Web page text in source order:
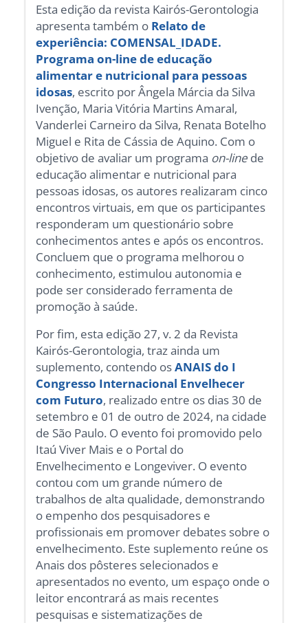
Esta edição da revista Kairós-Gerontologia
apresenta também o Relato de
experiência: COMENSAL_IDADE.
Programa on-line de educação
alimentar e nutricional para pessoas
idosas, escrito por Ângela Márcia da Silva
Ivenção, Maria Vitória Martins Amaral,
Vanderlei Carneiro da Silva, Renata Botelho
Miguel e Rita de Cássia de Aquino. Com o
objetivo de avaliar um programa on-line de
educação alimentar e nutricional para
pessoas idosas, os autores realizaram cinco
encontros virtuais, em que os participantes
responderam um questionário sobre
conhecimentos antes e após os encontros.
Concluem que o programa melhorou o
conhecimento, estimulou autonomia e
pode ser considerado ferramenta de
promoção à saúde.
Por fim, esta edição 27, v. 2 da Revista
Kairós-Gerontologia, traz ainda um
suplemento, contendo osANAIS do I
Congresso Internacional Envelhecer
com Futuro, realizado entre os dias 30 de
setembro e 01 de outro de 2024, na cidade
de São Paulo. O evento foi promovido pelo
Itaú Viver Mais e o Portal do
Envelhecimento e Longeviver. O evento
contou com um grande número de
trabalhos de alta qualidade, demonstrando
o empenho dos pesquisadores e
profissionais em promover debates sobre o
envelhecimento. Este suplemento reúne os
Anais dos pôsteres selecionados e
apresentados no evento, um espaço onde o
leitor encontrará as mais recentes
pesquisas e sistematizações de